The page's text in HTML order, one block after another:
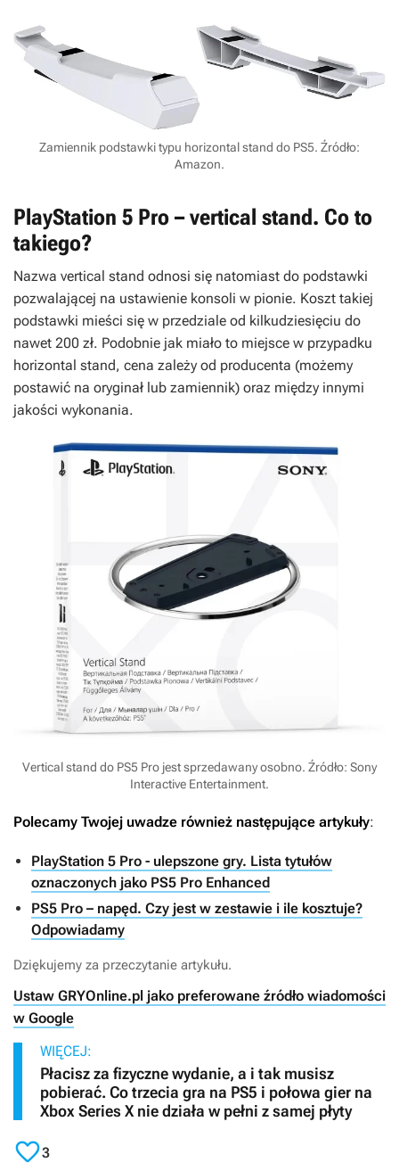
Zamiennik podstawki typu horizontal stand do PS5. Źródło:
Amazon.
PlayStation 5 Pro – vertical stand. Co to
takiego?
Nazwa vertical stand odnosi się natomiast do podstawki
pozwalającej na ustawienie konsoli w pionie. Koszt takiej
podstawki mieści się w przedziale od kilkudziesięciu do
nawet 200 zł. Podobnie jak miało to miejsce w przypadku
horizontal stand, cena zależy od producenta (możemy
postawić na oryginał lub zamiennik) oraz między innymi
jakości wykonania.
Vertical stand do PS5 Pro jest sprzedawany osobno. Źródło: Sony
Interactive Entertainment.
Polecamy Twojej uwadze również następujące artykuły:
PlayStation 5 Pro - ulepszone gry. Lista tytułów
oznaczonych jako PS5 Pro Enhanced
PS5 Pro – napęd. Czy jest w zestawie i ile kosztuje?
Odpowiadamy
Dziękujemy za przeczytanie artykułu.
Ustaw GRYOnline.pl jako preferowane źródło wiadomości
w Google
WIĘCEJ:
Płacisz za fizyczne wydanie, a i tak musisz
pobierać. Co trzecia gra na PS5 i połowa gier na
Xbox Series X nie działa w pełni z samej płyty
3